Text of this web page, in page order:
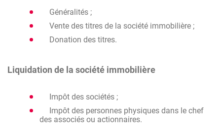
Généralités ;
Vente des titres de la société immobilière ;
Donation des titres.
Liquidation de la société immobilière
Impôt des sociétés ;
Impôt des personnes physiques dans le chef
des associés ou actionnaires.